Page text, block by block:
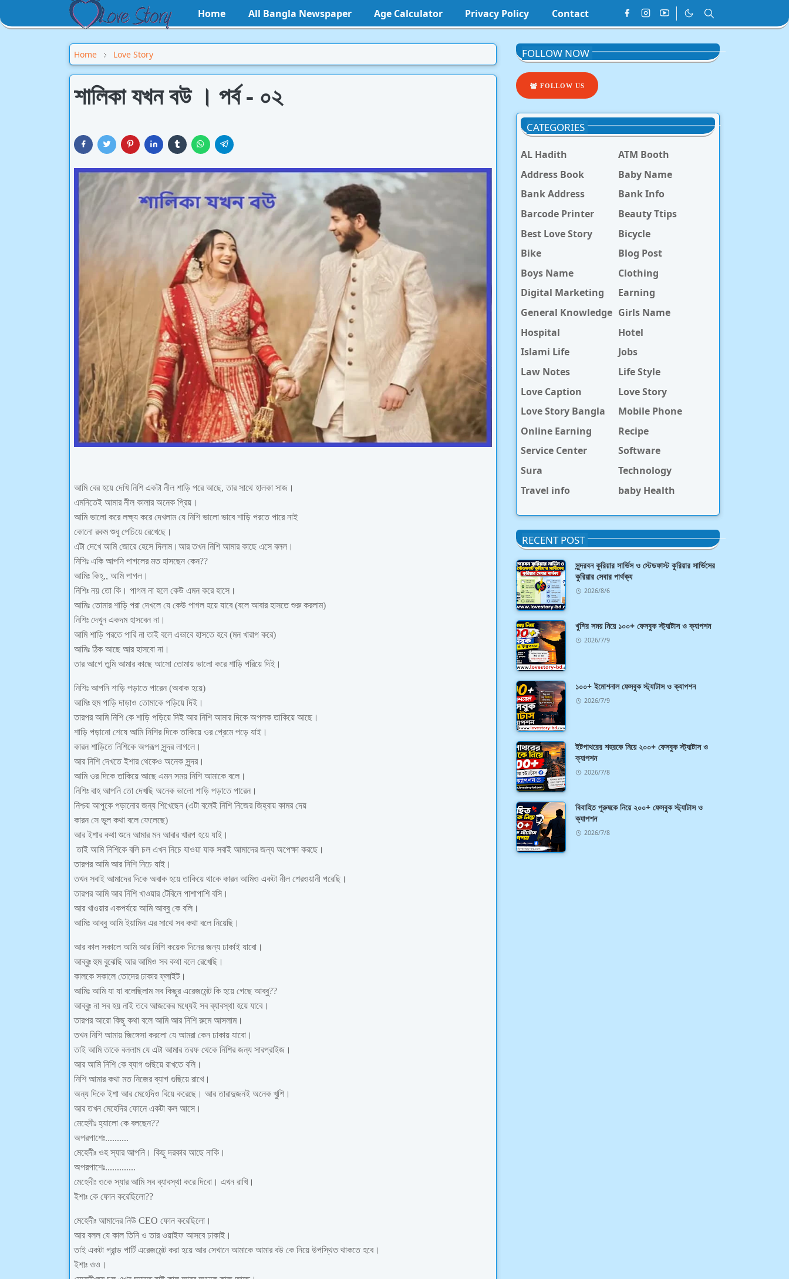
Home All Bangla Newspaper Age Calculator Privacy Policy Contact
Home Love Story
শালিকা যখন বউ । পর্ব - ০২
আমি বের হয়ে দেখি নিশি একটা নীল শাড়ি পরে আছে, তার সাথে হালকা সাজ।
এমনিতেই আমার নীল কালার অনেক প্রিয়।
আমি ভালো করে লক্ষ্য করে দেখলাম যে নিশি ভালো ভাবে শাড়ি পরতে পারে নাই
কোনো রকম শুধু পেচিয়ে রেখেছে।
এটা দেখে আমি জোরে হেসে দিলাম।আর তখন নিশি আমার কাছে এসে বলল।
নিশিঃ একি আপনি পাগলের মত হাসছেন কেন??
আমিঃ কিহ্,, আমি পাগল।
নিশিঃ নয় তো কি। পাগল না হলে কেউ এমন করে হাসে।
আমিঃ তোমার শাড়ি পরা দেখলে যে কেউ পাগল হয়ে যাবে (বলে আবার হাসতে শুরু করলাম)
নিশিঃ দেখুন একদম হাসবেন না।
আমি শাড়ি পরতে পারি না তাই বলে এভাবে হাসতে হবে (মন খারাপ করে)
আমিঃ ঠিক আছে আর হাসবো না।
তার আগে তুমি আমার কাছে আসো তোমায় ভালো করে শাড়ি পরিয়ে দিই।
নিশিঃ আপনি শাড়ি পড়াতে পারেন (অবাক হয়ে)
আমিঃ হুম পাড়ি দাড়াও তোমাকে পড়িয়ে দিই।
তারপর আমি নিশি কে শাড়ি পড়িয়ে দিই আর নিশি আমার দিকে অপলক তাকিয়ে আছে।
শাড়ি পড়ানো শেষে আমি নিশির দিকে তাকিয়ে ওর প্রেমে পড়ে যাই।
কারন শাড়িতে নিশিকে অপরূপ সুন্দর লাগলে।
আর নিশি দেখতে ইশার থেকেও অনেক সুন্দর।
আমি ওর দিকে তাকিয়ে আছে এমন সময় নিশি আমাকে বলে।
নিশিঃ বাহ আপনি তো দেখছি অনেক ভালো শাড়ি পড়াতে পারেন।
নিশ্চয় আপুকে পড়ানোর জন্য শিখেছেন (এটা বলেই নিশি নিজের জিহ্বায় কামর দেয়
কারন সে ভুল কথা বলে ফেলেছে)
আর ইশার কথা শুনে আমার মন আবার খারপ হয়ে যাই।
তাই আমি নিশিকে বলি চল এখন নিচে যাওয়া যাক সবাই আমাদের জন্য অপেক্ষা করছে।
তারপর আমি আর নিশি নিচে যাই।
তখন সবাই আমাদের দিকে অবাক হয়ে তাকিয়ে থাকে কারন আমিও একটা নীল শেরওয়ানী পরেছি।
তারপর আমি আর নিশি খাওয়ার টেবিলে পাশাপাশি বসি।
আর খাওয়ার একপর্যয়ে আমি আব্বু কে বলি।
আমিঃ আব্বু আমি ইয়ামিন এর সাথে সব কথা বলে নিয়েছি।
আর কাল সকালে আমি আর নিশি কয়েক দিনের জন্য ঢাকাই যাবো।
আব্বুঃ হুম বুঝেছি আর আমিও সব কথা বলে রেখেছি।
কালকে সকালে তোদের ঢাকার ফ্লাইট।
আমিঃ আমি যা যা বলেছিলাম সব কিছুর এরেজমেন্ট কি হয়ে গেছে আব্বু??
আব্বুঃ না সব হয় নাই তবে আজকের মধ্যেই সব ব্যাবস্থা হয়ে যাবে।
তারপর আরো কিছু কথা বলে আমি আর নিশি রুমে আসলাম।
তখন নিশি আমায় জিঙ্গেসা করলো যে আমরা কেন ঢাকায় যাবো।
তাই আমি তাকে বললাম যে এটা আমার তরফ থেকে নিশির জন্য সারপ্রাইজ।
আর আমি নিশি কে ব্যাগ গুছিয়ে রাখতে বলি।
নিশি আমার কথা মত নিজের ব্যাগ গুছিয়ে রাখে।
অন্য দিকে ইশা আর মেহেদিও বিয়ে করেছে। আর তারাদুজনই অনেক খুশি।
আর তখন মেহেদির ফোনে একটা কল আসে।
মেহেদীঃ হ্যালো কে বলছেন??
অপরপাশেঃ..........
মেহেদীঃ ওহ স্যার আপনি। কিছু দরকার আছে নাকি।
অপরপাশেঃ.............
মেহেদীঃ ওকে স্যার আমি সব ব্যাবস্থা করে দিবো। এখন রাখি।
ইশাঃ কে ফোন করেছিলো??
মেহেদীঃ আমাদের নিউ CEO ফোন করেছিলো।
আর বলল যে কাল তিনি ও তার ওয়াইফ আসবে ঢাকাই।
তাই একটা গ্রান্ড পার্টি এরেজমেন্ট করা হয়ে আর সেখানে আমাকে আমার বউ কে নিয়ে উপস্থিত থাকতে হবে।
ইশাঃ ওও।
FOLLOW NOW
FOLLOW US
CATEGORIES
AL Hadith
ATM Booth
Address Book
Baby Name
Bank Address
Bank Info
Barcode Printer
Beauty Ttips
Best Love Story
Bicycle
Bike
Blog Post
Boys Name
Clothing
Digital Marketing
Earning
General Knowledge Girls Name
Hospital
Hotel
Islami Life
Jobs
Law Notes
Life Style
Love Caption
Love Story
Love Story Bangla
Mobile Phone
Online Earning
Recipe
Service Center
Software
Sura
Technology
Travel info
baby Health
RECENT POST
সুন্দরবন কুরিয়ার সার্ভিস ও স্টেডফাস্ট কুরিয়ার সার্ভিসের
কুরিয়ার সেবার পার্থক্য
2026/8/6
খুশির সময় নিয়ে ১০০+ ফেসবুক স্ট্যাটাস ও ক্যাপশন
2026/7/9
১০০+ ইমোশনাল ফেসবুক স্ট্যাটাস ও ক্যাপশন
2026/7/9
ইটপাথরের শহরকে নিয়ে ২০০+ ফেসবুক স্ট্যাটাস ও
ক্যাপশন
2026/7/8
বিবাহিত পুরুষকে নিয়ে ২০০+ ফেসবুক স্ট্যাটাস ও
ক্যাপশন
2026/7/8